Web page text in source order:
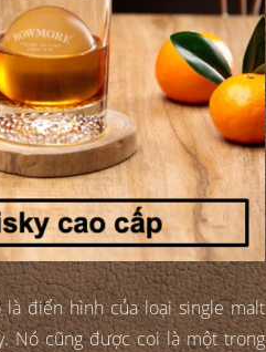
điển hình của loại single malt
Nó cũng được coi là một trong